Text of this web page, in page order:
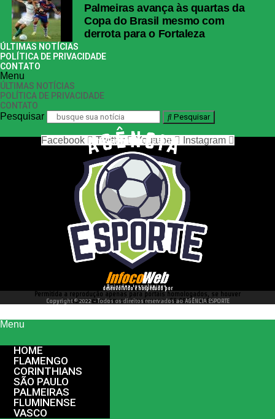
Palmeiras avança às quartas da
Copa do Brasil mesmo com
derrota para o Fortaleza
ÚLTIMAS NOTÍCIAS
POLÍTICA DE PRIVACIDADE
CONTATO
Menu
ÚLTIMAS NOTÍCIAS
POLÍTICA DE PRIVACIDADE
CONTATO
Pesquisar Pesquisar
nos siga nas redes sociais
Facebook Twitter Youtube Instagram
desenvolvido e hospedado por
Permitida a reprodução apenas para portais homologados, se houver
interesse entre em contato conosco 66 99977 4262
Copyright © 2022 - Todos os direitos reservados ao AGÊNCIA ESPORTE
Menu
HOME
FLAMENGO
CORINTHIANS
SÃO PAULO
PALMEIRAS
FLUMINENSE
VASCO